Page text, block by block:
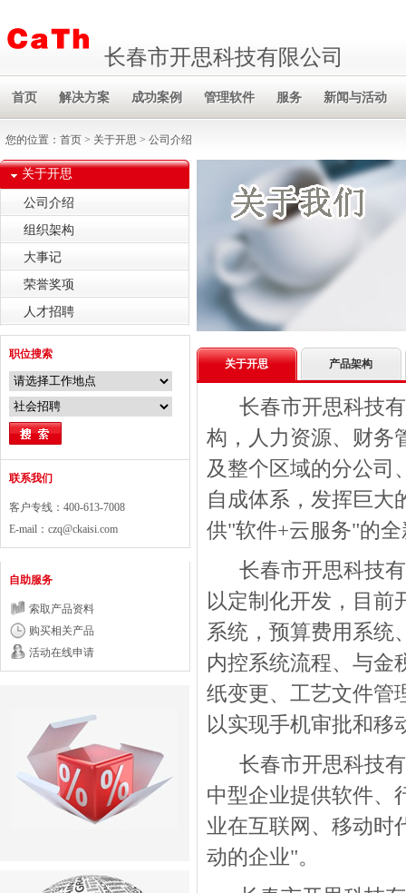
长春市开思科技有限公司
首页 解决方案 成功案例 管理软件 服务 新闻与活动
您的位置： 首页 > 关于开思 > 公司介绍
关于开思
公司介绍
组织架构
大事记
荣誉奖项
人才招聘
职位搜索
联系我们
客户专线：400-613-7008
E-mail： czq@ckaisi.com
自助服务
索取产品资料
购买相关产品
活动在线申请
关于开思 产品架构
长春市开思科技有
构，人力资源、财务
及整个区域的分公司
自成体系，发挥巨大
供"软件+云服务"的
长春市开思科技有
以定制化开发，目前
系统，预算费用系统
内控系统流程、与金
纸变更、工艺文件管
以实现手机审批和移
长春市开思科技有
中型企业提供软件、
业在互联网、移动时
动的企业"。